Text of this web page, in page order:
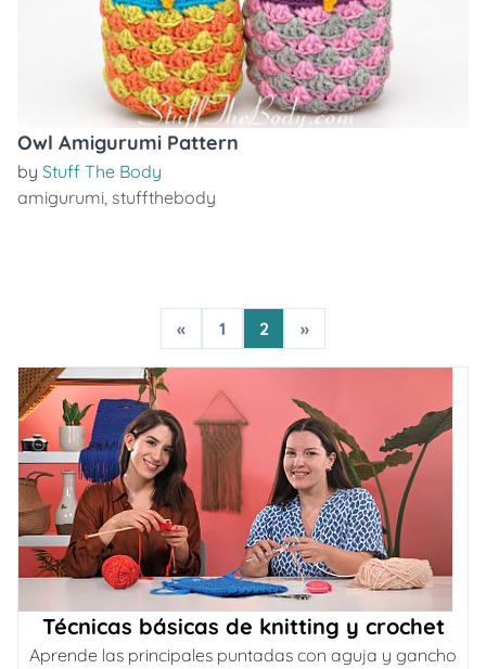
Owl Amigurumi Pattern
by Stuff The Body
amigurumi, stuffthebody
« 1 2 »
Técnicas básicas de knitting y crochet
Aprende las principales puntadas con aguja y gancho